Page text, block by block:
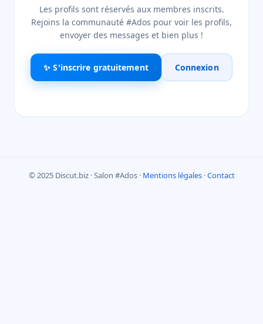
Les profils sont réservés aux membres inscrits.
Rejoins la communauté #Ados pour voir les profils,
envoyer des messages et bien plus !
✨ S'inscrire gratuitement Connexion
© 2025 Discut.biz · Salon #Ados · Mentions légales·Contact